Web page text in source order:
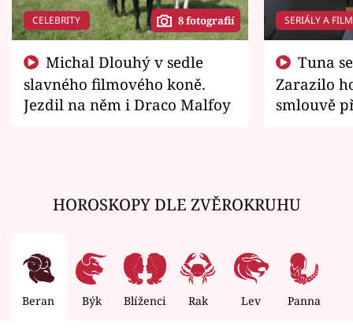
CELEBRITY 8 fotografií
slavného filmového koně.
Jezdil na něm i Draco Malfoy
SERIÁLY A
Zarazilo
smlouvě
HOROSKOPY DLE ZVĚROKRUHU
Beran Býk Blíženci Rak Lev Panna